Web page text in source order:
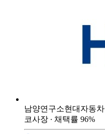
남양연구소현대자동차
코사장 ∙ 채택률 96%